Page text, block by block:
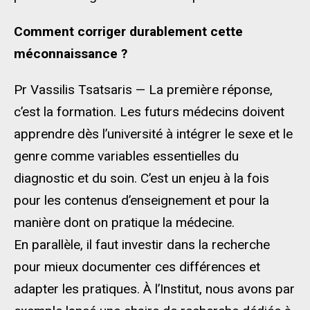
Comment corriger durablement cette
méconnaissance ?
Pr Vassilis Tsatsaris — La première réponse,
c’est la formation. Les futurs médecins doivent
apprendre dès l’université à intégrer le sexe et le
genre comme variables essentielles du
diagnostic et du soin. C’est un enjeu à la fois
pour les contenus d’enseignement et pour la
manière dont on pratique la médecine.
En parallèle, il faut investir dans la recherche
pour mieux documenter ces différences et
adapter les pratiques. À l’Institut, nous avons par